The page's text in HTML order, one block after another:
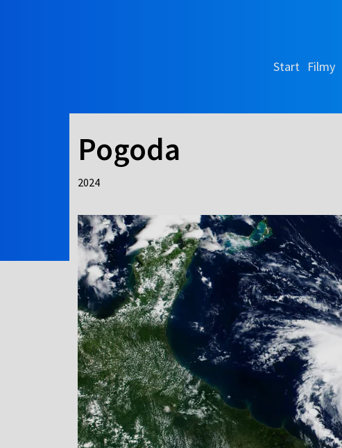
Start Filmy
Pogoda
2024